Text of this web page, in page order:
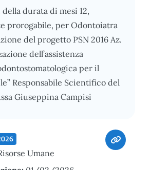
durata di mesi 12,
prorogabile, per Odontoiatra
del progetto PSN 2016 Az.
dell’assistenza
per il
Responsabile Scientifico del
Giuseppina Campisi
Umane